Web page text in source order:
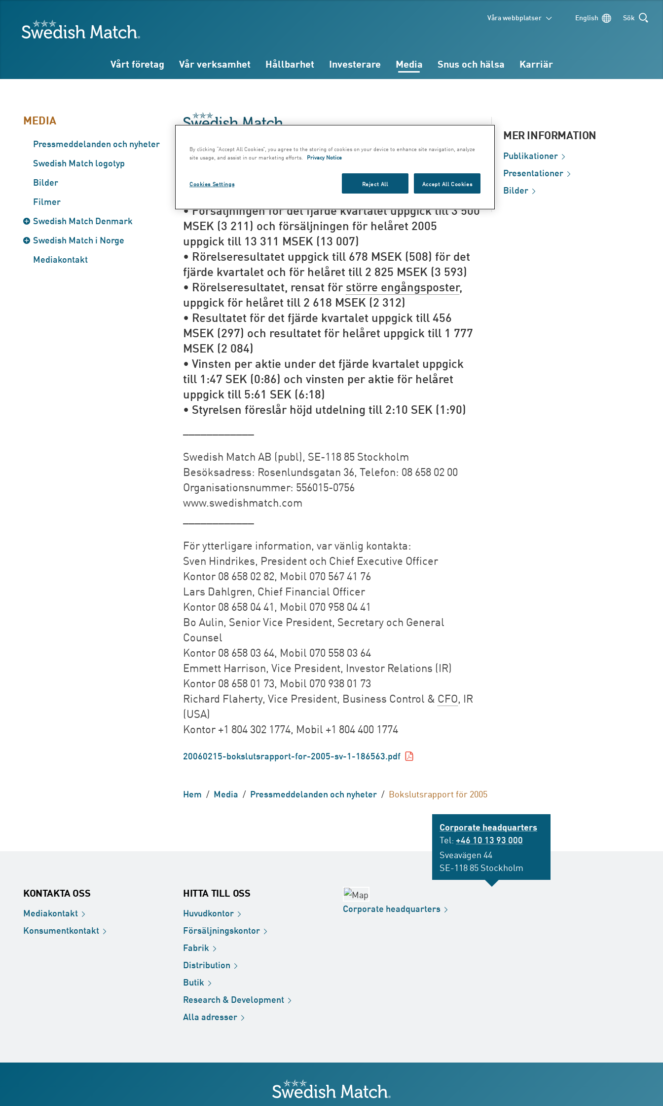
Sök
Fritext
Fritext
Swedish Match
Våra webbplatser English Sök
Vårt företag Vår verksamhet Hållbarhet Investerare Media Snus och hälsa Karriär
MEDIA
Pressmeddelanden och nyheter
Swedish Match logotyp
Bilder
Filmer
Swedish Match Denmark
Swedish Match i Norge
Mediakontakt
Pressmeddelande; 15 feb, 2006 9:41 CET
Bokslutsrapport för 2005
• Försäljningen för det fjärde kvartalet uppgick till 3 500
MSEK (3 211) och försäljningen för helåret 2005
uppgick till 13 311 MSEK (13 007)
• Rörelseresultatet uppgick till 678 MSEK (508) för det
fjärde kvartalet och för helåret till 2 825 MSEK (3 593)
• Rörelseresultatet, rensat förstörre engångsposter,
uppgick för helåret till 2 618 MSEK (2 312)
• Resultatet för det fjärde kvartalet uppgick till 456
MSEK (297) och resultatet för helåret uppgick till 1 777
MSEK (2 084)
• Vinsten per aktie under det fjärde kvartalet uppgick
till 1:47 SEK (0:86) och vinsten per aktie för helåret
uppgick till 5:61 SEK (6:18)
• Styrelsen föreslår höjd utdelning till 2:10 SEK (1:90)
Swedish Match AB (publ), SE-118 85 Stockholm
Besöksadress: Rosenlundsgatan 36, Telefon: 08 658 02 00
Organisationsnummer: 556015-0756
www.swedishmatch.com
För ytterligare information, var vänlig kontakta:
Sven Hindrikes, President och Chief Executive Officer
Kontor 08 658 02 82, Mobil 070 567 41 76
Lars Dahlgren, Chief Financial Officer
Kontor 08 658 04 41, Mobil 070 958 04 41
Bo Aulin, Senior Vice President, Secretary och General
Counsel
Kontor 08 658 03 64, Mobil 070 558 03 64
Emmett Harrison, Vice President, Investor Relations (IR)
Kontor 08 658 01 73, Mobil 070 938 01 73
Richard Flaherty, Vice President, Business Control & CFO, IR
(USA)
Kontor +1 804 302 1774, Mobil +1 804 400 1774
20060215-bokslutsrapport-for-2005-sv-1-186563.pdf
MER INFORMATION
Publikationer
Presentationer
Bilder
Hem / Media / Pressmeddelanden och nyheter / Bokslutsrapport för 2005
KONTAKTA OSS
Mediakontakt
Konsumentkontakt
HITTA TILL OSS
Huvudkontor
Försäljningskontor
Fabrik
Distribution
Butik
Research & Development
Allaadresser
Corporate headquarters
Tel: +46 10 13 93 000
Sveavägen 44
SE-118 85 Stockholm
Corporate headquarters
Swedish Match
By clicking “Accept All Cookies”, you agree to the storing of cookies on your device to enhance site navigation, analyze
site usage, and assist in our marketing efforts.
Privacy Notice
Cookies Settings Reject All Accept All Cookies